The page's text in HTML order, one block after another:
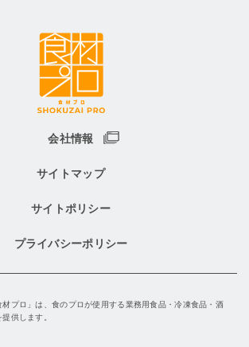
会社情報
サイトマップ
サイトポリシー
プライバシーポリシー
プロ」は、食のプロが使用する業務用食品・冷凍食品・酒
供します。